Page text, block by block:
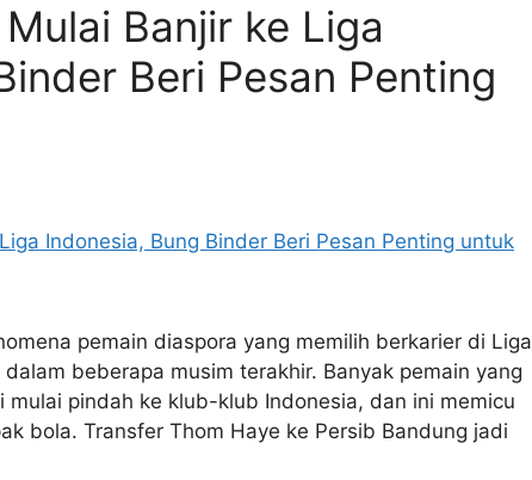
Banjir ke Liga
Beri Pesan Penting
pemain diaspora yang memilih berkarier di Liga
beberapa musim terakhir. Banyak pemain yang
mulai pindah ke klub-klub Indonesia, dan ini memicu
bola. Transfer Thom Haye ke Persib Bandung jadi